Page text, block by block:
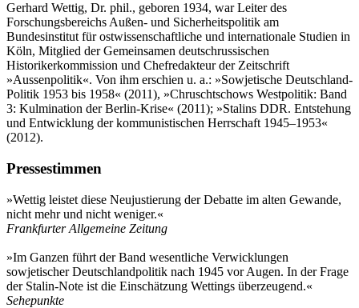
Gerhard Wettig, Dr. phil., geboren 1934, war Leiter des
Forschungsbereichs Außen- und Sicherheitspolitik am
Bundesinstitut für ostwissenschaftliche und internationale Studien in
Köln, Mitglied der Gemeinsamen deutschrussischen
Historikerkommission und Chefredakteur der Zeitschrift
»Aussenpolitik«. Von ihm erschien u. a.: »Sowjetische Deutschland-
Politik 1953 bis 1958« (2011), »Chruschtschows Westpolitik: Band
3: Kulmination der Berlin-Krise« (2011); »Stalins DDR. Entstehung
und Entwicklung der kommunistischen Herrschaft 1945–1953«
(2012).
Pressestimmen
»Wettig leistet diese Neujustierung der Debatte im alten Gewande,
nicht mehr und nicht weniger.«
Frankfurter Allgemeine Zeitung
»Im Ganzen führt der Band wesentliche Verwicklungen
sowjetischer Deutschlandpolitik nach 1945 vor Augen. In der Frage
der Stalin-Note ist die Einschätzung Wettings überzeugend.«
Sehepunkte